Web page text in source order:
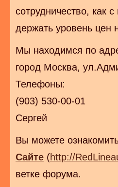
сотрудничество, как
держать уровень цен
Мы находимся по
город Москва,
Телефоны:
(903) 530-00-01
Сергей
Вы можете
Сайте (http://
ветке форума.